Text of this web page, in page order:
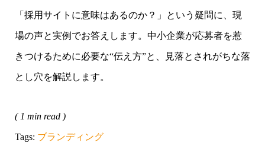
「採用サイトに意味はあるのか？」という疑問に、現
場の声と実例でお答えします。中小企業が応募者を惹
きつけるために必要な“伝え方”と、見落とされがちな落
とし穴を解説します。
( 1 min read )
Tags: ブランディング